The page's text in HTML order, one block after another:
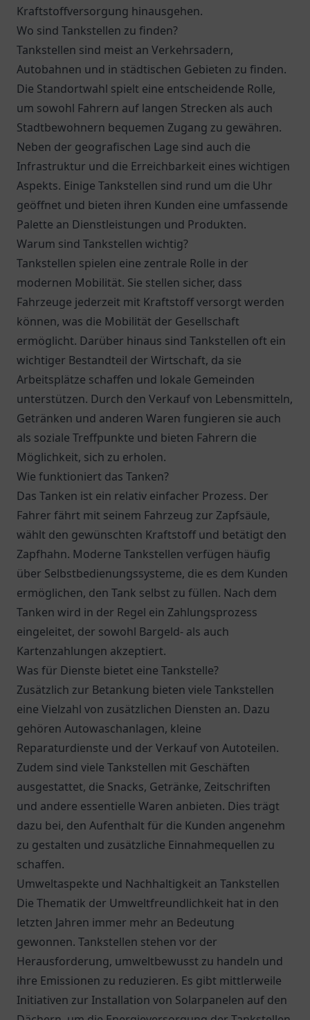
Kraftstoffversorgung hinausgehen.
Wo sind Tankstellen zu finden?
Tankstellen sind meist an Verkehrsadern,
Autobahnen und in städtischen Gebieten zu finden.
Die Standortwahl spielt eine entscheidende Rolle,
um sowohl Fahrern auf langen Strecken als auch
Stadtbewohnern bequemen Zugang zu gewähren.
Neben der geografischen Lage sind auch die
Infrastruktur und die Erreichbarkeit eines wichtigen
Aspekts. Einige Tankstellen sind rund um die Uhr
geöffnet und bieten ihren Kunden eine umfassende
Palette an Dienstleistungen und Produkten.
Warum sind Tankstellen wichtig?
Tankstellen spielen eine zentrale Rolle in der
modernen Mobilität. Sie stellen sicher, dass
Fahrzeuge jederzeit mit Kraftstoff versorgt werden
können, was die Mobilität der Gesellschaft
ermöglicht. Darüber hinaus sind Tankstellen oft ein
wichtiger Bestandteil der Wirtschaft, da sie
Arbeitsplätze schaffen und lokale Gemeinden
unterstützen. Durch den Verkauf von Lebensmitteln,
Getränken und anderen Waren fungieren sie auch
als soziale Treffpunkte und bieten Fahrern die
Möglichkeit, sich zu erholen.
Wie funktioniert das Tanken?
Das Tanken ist ein relativ einfacher Prozess. Der
Fahrer fährt mit seinem Fahrzeug zur Zapfsäule,
wählt den gewünschten Kraftstoff und betätigt den
Zapfhahn. Moderne Tankstellen verfügen häufig
über Selbstbedienungssysteme, die es dem Kunden
ermöglichen, den Tank selbst zu füllen. Nach dem
Tanken wird in der Regel ein Zahlungsprozess
eingeleitet, der sowohl Bargeld- als auch
Kartenzahlungen akzeptiert.
Was für Dienste bietet eine Tankstelle?
Zusätzlich zur Betankung bieten viele Tankstellen
eine Vielzahl von zusätzlichen Diensten an. Dazu
gehören Autowaschanlagen, kleine
Reparaturdienste und der Verkauf von Autoteilen.
Zudem sind viele Tankstellen mit Geschäften
ausgestattet, die Snacks, Getränke, Zeitschriften
und andere essentielle Waren anbieten. Dies trägt
dazu bei, den Aufenthalt für die Kunden angenehm
zu gestalten und zusätzliche Einnahmequellen zu
schaffen.
Umweltaspekte und Nachhaltigkeit an Tankstellen
Die Thematik der Umweltfreundlichkeit hat in den
letzten Jahren immer mehr an Bedeutung
gewonnen. Tankstellen stehen vor der
Herausforderung, umweltbewusst zu handeln und
ihre Emissionen zu reduzieren. Es gibt mittlerweile
Initiativen zur Installation von Solarpanelen auf den